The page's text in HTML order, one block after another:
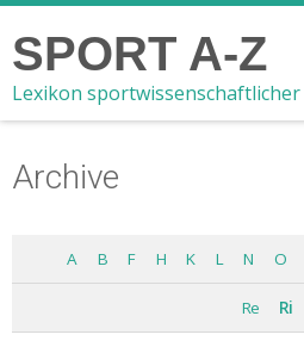
SPORT A-Z
Lexikon
Archive
A B F H K L N O
Re Ri